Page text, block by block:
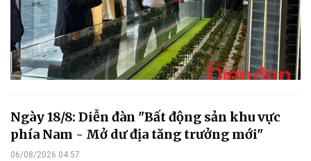
Ngày 18/8: Diễn đàn "Bất động sản khu vực
phía Nam - Mở dư địa tăng trưởng mới"
06/08/2026 04:57